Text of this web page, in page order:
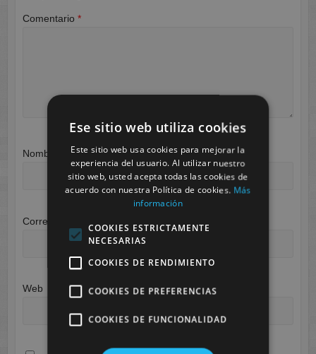
Comentario *
Nombre
Correo electrónico
Web
Ese sitio web utiliza cookies
Este sitio web usa cookies para mejorar la
experiencia del usuario. Al utilizar nuestro
sitio web, usted acepta todas las cookies de
acuerdo con nuestra Política de cookies. Más
información
COOKIES ESTRICTAMENTE
NECESARIAS
COOKIES DE RENDIMIENTO
COOKIES DE PREFERENCIAS
COOKIES DE FUNCIONALIDAD